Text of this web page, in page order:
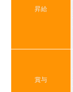
昇給
賞与